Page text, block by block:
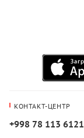
КОНТАКТ-ЦЕНТР
+998 78 113 6121